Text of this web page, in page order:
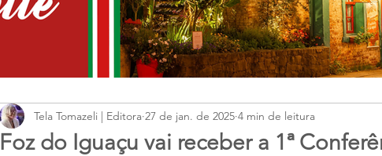
Foz do Iguaçu vai receber a 1ª
Tela Tomazeli | Editora 27 de jan. de 2025 4 min de leitura